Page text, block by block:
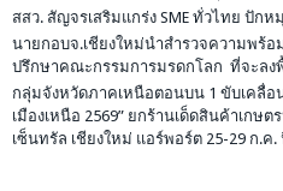
สสว. สัญจรเสริมแกร่ง SME ทั่วไทย ปัก
นายกอบจ.เชียงใหม่นำสำรวจความพร้
ปรึกษาคณะกรรมการมรดกโลก ที่จะลง
กลุ่มจังหวัดภาคเหนือตอนบน 1 ขับเคลื่อ
เมืองเหนือ 2569” ยกร้านเด็ดสินค้าเกษ
เซ็นทรัล เชียงใหม่ แอร์พอร์ต 25-29 ก.ค.